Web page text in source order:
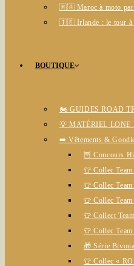
🇲🇦 Maroc à moto par
🇮🇪 Irlande : le tour à
BOUTIQUE
🏍️ GUIDES ROAD
💡 MATÉRIEL LONE
➡️ Vêtements &
🦉 Concours
👕 Collec
👕 Collec
👕 Collec
👕 Collect
👕 Collec
🎁 Série
👕 Collec «